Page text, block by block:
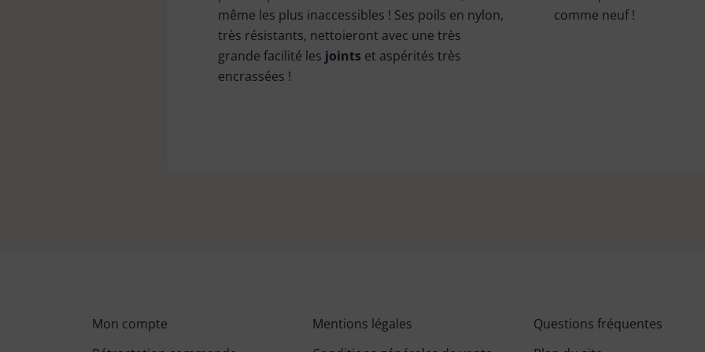
même les plus inaccessibles ! Ses poils en nylon,
très résistants, nettoieront avec une très
grande facilité les joints et aspérités très
encrassées !
comme neuf !
Mon compte
Mentions légales
Questions fréquentes